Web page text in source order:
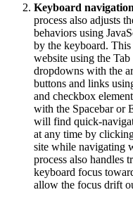
Keyboard
process also adjusts
behaviors using
by the keyboard.
website using the
dropdowns with the
buttons and links
and checkbox
with the Spacebar or
will find quick-
at any time by
site while navigating
process also handles
keyboard focus
allow the focus drift